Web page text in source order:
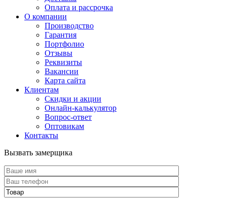
Оплата и рассрочка
О компании
Производство
Гарантия
Портфолио
Отзывы
Реквизиты
Вакансии
Карта сайта
Клиентам
Скидки и акции
Онлайн-калькулятор
Вопрос-ответ
Оптовикам
Контакты
Вызвать замерщика